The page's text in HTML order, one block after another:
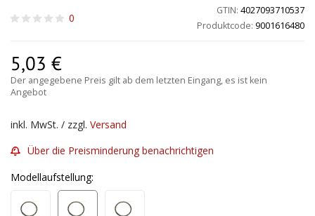
GTIN: 4027093710537
Produktcode: 9001616480
0
5,03 €
Der angegebene Preis gilt ab dem letzten Eingang, es ist kein
Angebot
inkl. MwSt. / zzgl. Versand
Über die Preisminderung benachrichtigen
Modellaufstellung: